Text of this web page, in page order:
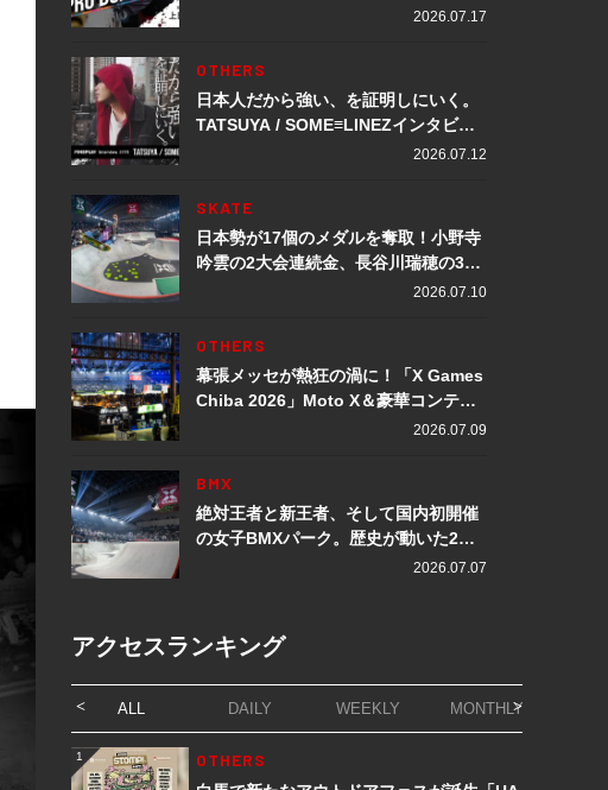
レーサーへ転身。上田龍星が体現する
2026.07.17
OTHERS
日本人だから強い、を証明しにいく。
TATSUYA / SOME≡LINEZインタビュ
2026.07.12
SKATE
日本勢が17個のメダルを奪取！小野寺
吟雲の2大会連続金、長谷川瑞穂の3メ
ダル獲得など数々の快挙をプレイバッ
2026.07.10
OTHERS
幕張メッセが熱狂の渦に！「X Games
Chiba 2026」Moto X＆豪華コンテン
2026.07.09
BMX
絶対王者と新王者、そして国内初開催
の女子BMXパーク。歴史が動いた2日
2026.07.07
アクセスランキング
ALL DAILY WEEKLY MONTHLY
1 OTHERS